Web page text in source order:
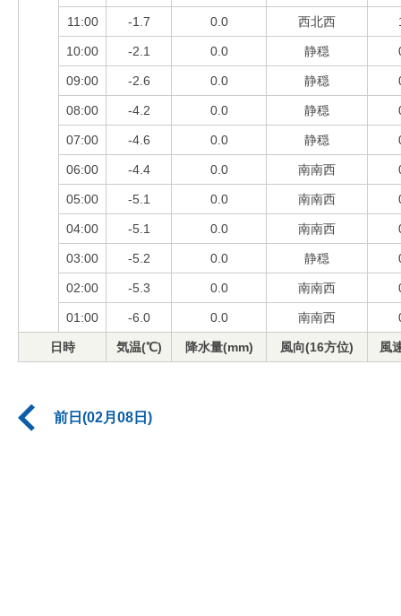
11:00 -1.7 0.0 西北西
10:00 -2.1 0.0 静穏
09:00 -2.6 0.0 静穏
08:00 -4.2 0.0 静穏
07:00 -4.6 0.0 静穏
06:00 -4.4 0.0 南南西
05:00 -5.1 0.0 南南西
04:00 -5.1 0.0 南南西
03:00 -5.2 0.0 静穏
02:00 -5.3 0.0 南南西
01:00 -6.0 0.0 南南西
日時 気温(℃) 降水量(mm) 風向(16方位) 風
前日(02月08日)